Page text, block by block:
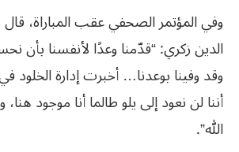
وفي المؤتمر الصحفي عقب المباراة،
الدين زكري: “قدّمنا وعدًا لأنفسنا بأن
وقد وفينا بوعدنا… أخبرت إدارة الخلود
أننا لن نعود إلى يلو طالما أنا موجود
الله”.